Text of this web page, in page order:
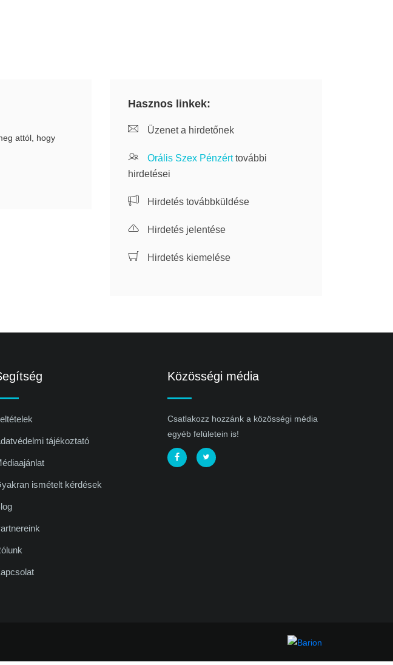
attól, hogy
Hasznos linkek:
Üzenet a hirdetőnek
Orális Szex Pénzérttovábbi
hirdetései
Hirdetés továbbküldése
Hirdetés jelentése
Hirdetés kiemelése
tájékoztató
ismételt kérdések
Közösségi média
Csatlakozz hozzánk a közösségi média
egyéb felületein is!